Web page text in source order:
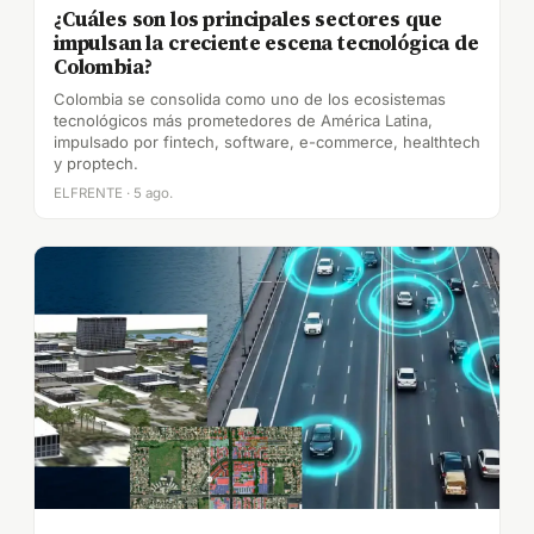
¿Cuáles son los principales sectores que
impulsan la creciente escena tecnológica de
Colombia?
Colombia se consolida como uno de los ecosistemas
tecnológicos más prometedores de América Latina,
impulsado por fintech, software, e-commerce, healthtech
y proptech.
ELFRENTE · 5 ago.